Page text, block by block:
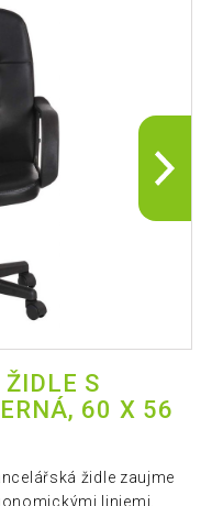
S
60 X 56
židle zaujme
liniemi.